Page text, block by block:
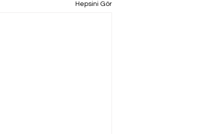
Hepsini Gör